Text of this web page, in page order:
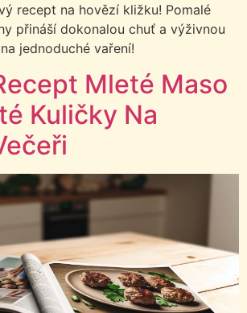
recept na hovězí kližku! Pomalé
přináší dokonalou chuť a výživnou
jednoduché vaření!
Mleté Maso
Kuličky Na